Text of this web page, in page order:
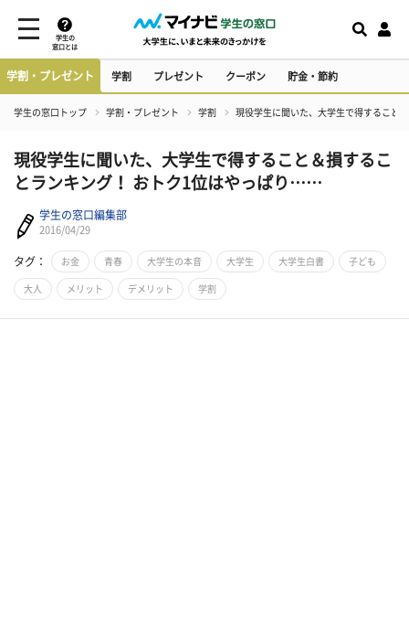
学生の
窓口とは
学割・プレゼント 学割 プレゼント クーポン 貯金・節約
学生の窓口トップ 学割・プレゼント 学割 現役学生に聞いた、大学生で得すること
現役学生に聞いた、大学生で得すること＆損するこ
とランキング！ おトク1位はやっぱり……
学生の窓口編集部
2016/04/29
タグ： お金 青春 大学生の本音 大学生 大学生白書 子ども
大人 メリット デメリット 学割